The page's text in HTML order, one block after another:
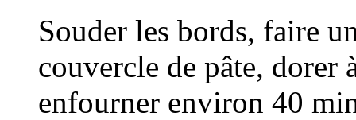
Souder les bords, faire
couvercle de pâte,
enfourner environ 40